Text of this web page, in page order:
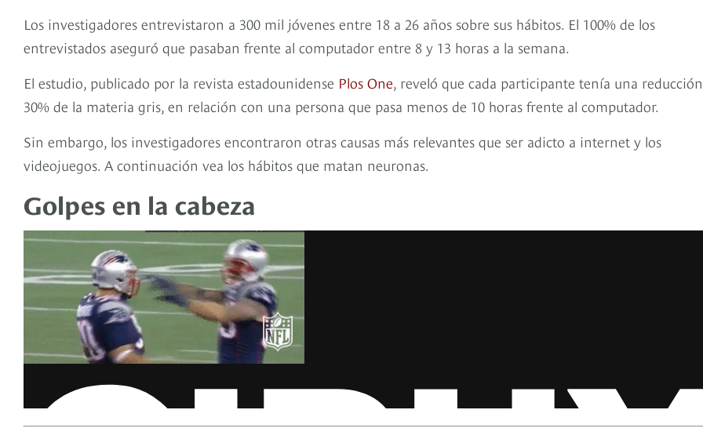
Los investigadores entrevistaron a 300 mil jóvenes entre 18 a 26 años sobre sus hábitos. El 100% de los
entrevistados aseguró que pasaban frente al computador entre 8 y 13 horas a la semana.
El estudio, publicado por la revista estadounidense Plos One, reveló que cada participante tenía una
30% de la materia gris, en relación con una persona que pasa menos de 10 horas frente al computador.
Sin embargo, los investigadores encontraron otras causas más relevantes que ser adicto a internet y los
videojuegos. A continuación vea los hábitos que matan neuronas.
Golpes en la cabeza